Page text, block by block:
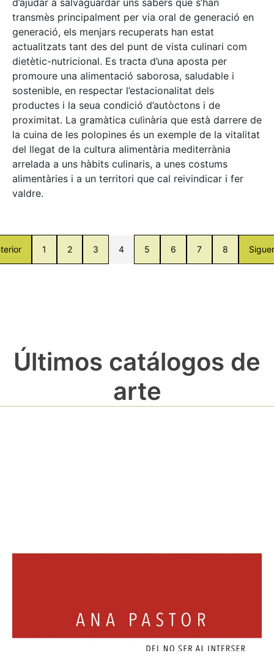
transmès principalment per via oral de generació en
generació, els menjars recuperats han estat
actualitzats tant des del punt de vista culinari com
dietètic-nutricional. Es tracta d’una aposta per
promoure una alimentació saborosa, saludable i
sostenible, en respectar l’estacionalitat dels
productes i la seua condició d’autòctons i de
proximitat. La gramàtica culinària que està darrere de
la cuina de les polopines és un exemple de la vitalitat
del llegat de la cultura alimentària mediterrània
arrelada a uns hàbits culinaris, a unes costums
alimentàries i a un territori que cal reivindicar i fer
valdre.
1 2 3 4 5 6 7 8
Últimos catálogos de
arte